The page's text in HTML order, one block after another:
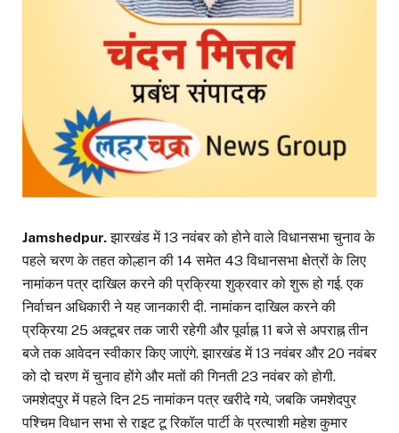
Jamshedpur.झारखंड में 13 नवंबर को होने वाले विधानसभा चुनाव के
पहले चरण के तहत कोल्हान की 14 समेत 43 विधानसभा क्षेत्रों के लिए
नामांकन पत्र दाखिल करने की प्रक्रिया शुक्रवार को शुरू हो गई. एक
निर्वाचन अधिकारी ने यह जानकारी दी. नामांकन दाखिल करने की
प्रक्रिया 25 अक्टूबर तक जारी रहेगी और पूर्वाह्न 11 बजे से अपराह्न तीन
बजे तक आवेदन स्वीकार किए जाएंगे. झारखंड में 13 नवंबर और 20 नवंबर
को दो चरण में चुनाव होंगे और मतों की गिनती 23 नवंबर को होगी.
जमशेदपुर में पहले दिन 25 नामांकन पत्र खरीदे गये, जबकि जमशेदपुर
पश्चिम विधान सभा से राइट टू रिकॉल पार्टी के प्रत्याशी महेश कुमार